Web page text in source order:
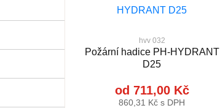
hvv 032
Požární hadice PH-HYDRANT
D25
od 711,00 Kč
860,31 Kč s DPH